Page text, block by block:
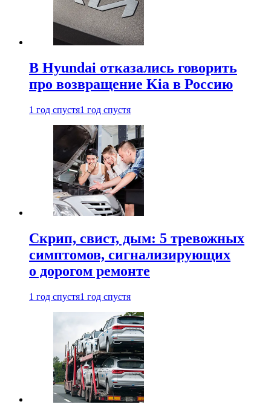
В Hyundai отказались говорить
про возвращение Kia в Россию
1 год спустя1 год спустя
Скрип, свист, дым: 5 тревожных
симптомов, сигнализирующих
о дорогом ремонте
1 год спустя1 год спустя